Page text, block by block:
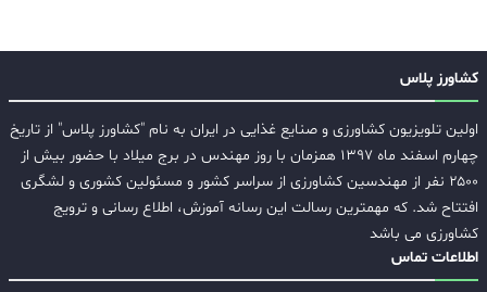
کشاورز پلاس
اولین تلویزیون کشاورزی و صنایع غذایی در ایران به نام "کشاورز پلاس" از تاریخ
چهارم اسفند ماه ۱۳۹۷ همزمان با روز مهندس در برج میلاد با حضور بیش از
۲۵۰۰ نفر از مهندسین کشاورزی از سراسر کشور و مسئولین کشوری و لشگری
افتتاح شد. که مهمترین رسالت این رسانه آموزش، اطلاع رسانی و ترویج
کشاورزی می باشد
اطلاعات تماس